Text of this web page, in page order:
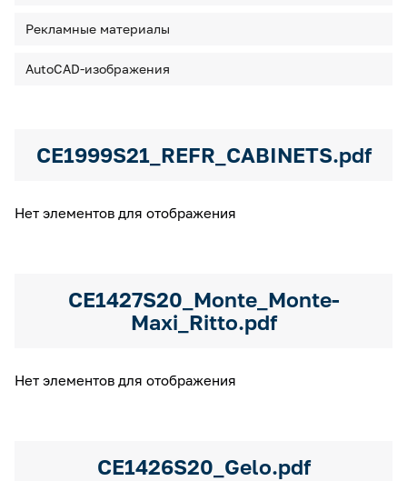
Рекламные материалы
AutoCAD-изображения
CE1999S21_REFR_CABINETS.pdf
Нет элементов для отображения
CE1427S20_Monte_Monte-
Maxi_Ritto.pdf
Нет элементов для отображения
CE1426S20_Gelo.pdf
Smart Serviсe